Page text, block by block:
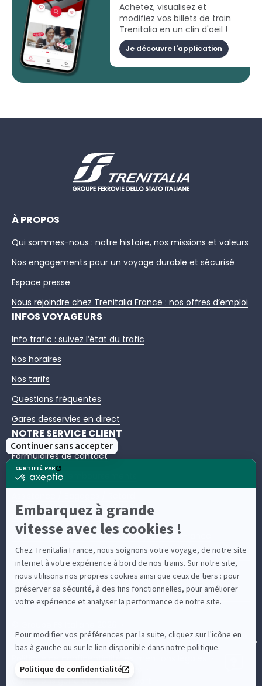
Achetez, visualisez et
modifiez vos billets de train
Trenitalia en un clin d'oeil !
Je découvre l'application
À PROPOS
Qui sommes-nous : notre histoire, nos missions et valeurs
Nos engagements pour un voyage durable et sécurisé
Espace presse
Nous rejoindre chez Trenitalia France : nos offres d’emploi
INFOS VOYAGEURS
Info trafic : suivez l’état du trafic
Nos horaires
Nos tarifs
Questions fréquentes
Gares desservies en direct
NOTRE SERVICE CLIENT
Formulaires de contact
Échanges et remboursements
Questions fréquentes
Nous contacter – Service client Trenitalia France
Suivez-nous
Contacter Trenitalia France : téléphone, email, formulaire
et billetteries
Politique en matière de Cookies
Conditions générales de transport